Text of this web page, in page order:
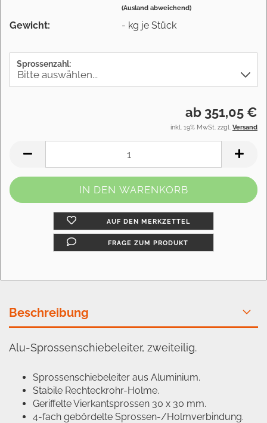
(Ausland abweichend)
Gewicht: - kg je Stück
Sprossenzahl:
ab 351,05 €
inkl. 19% MwSt. zzgl. Versand
AUF DEN MERKZETTEL
FRAGE ZUM PRODUKT
Beschreibung
Alu-Sprossenschiebeleiter, zweiteilig.
Sprossenschiebeleiter aus Aluminium.
Stabile Rechteckrohr-Holme.
Geriffelte Vierkantsprossen 30 x 30 mm.
4-fach gebördelte Sprossen-/Holmverbindung.